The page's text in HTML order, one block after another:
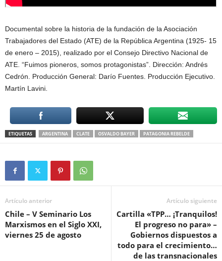
Documental sobre la historia de la fundación de la Asociación
Trabajadores del Estado (ATE) de la República Argentina (1925- 15
de enero – 2015), realizado por el Consejo Directivo Nacional de
ATE. “Fuimos pioneros, somos protagonistas”. Dirección: Andrés
Cedrón. Producción General: Darío Fuentes. Producción Ejecutivo.
Martín Lavini.
ETIQUETAS ARGENTINA CLATE OSVALDO BAYER PATAGONIA REBELDE
Artículo anterior
Chile – V Seminario Los
Marxismos en el Siglo XXI,
viernes 25 de agosto
Artículo siguiente
Cartilla «TPP… ¡Tranquilos!
El progreso no para» –
Gobiernos dispuestos a
todo para el crecimiento…
de las transnacionales